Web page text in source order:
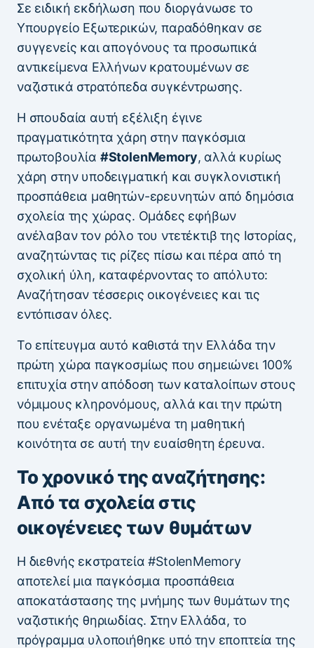
Σε ειδική εκδήλωση που διοργάνωσε το
Υπουργείο Εξωτερικών, παραδόθηκαν σε
συγγενείς και απογόνους τα προσωπικά
αντικείμενα Ελλήνων κρατουμένων σε
ναζιστικά στρατόπεδα συγκέντρωσης.
Η σπουδαία αυτή εξέλιξη έγινε
πραγματικότητα χάρη στην παγκόσμια
πρωτοβουλία #StolenMemory, αλλά κυρίως
χάρη στην υποδειγματική και συγκλονιστική
προσπάθεια μαθητών-ερευνητών από δημόσια
σχολεία της χώρας. Ομάδες εφήβων
ανέλαβαν τον ρόλο του ντετέκτιβ της Ιστορίας,
αναζητώντας τις ρίζες πίσω και πέρα από τη
σχολική ύλη, καταφέρνοντας το απόλυτο:
Αναζήτησαν τέσσερις οικογένειες και τις
εντόπισαν όλες.
Το επίτευγμα αυτό καθιστά την Ελλάδα την
πρώτη χώρα παγκοσμίως που σημειώνει 100%
επιτυχία στην απόδοση των καταλοίπων στους
νόμιμους κληρονόμους, αλλά και την πρώτη
που ενέταξε οργανωμένα τη μαθητική
κοινότητα σε αυτή την ευαίσθητη έρευνα.
Το χρονικό της αναζήτησης:
Από τα σχολεία στις
οικογένειες των θυμάτων
Η διεθνής εκστρατεία #StolenMemory
αποτελεί μια παγκόσμια προσπάθεια
αποκατάστασης της μνήμης των θυμάτων της
ναζιστικής θηριωδίας. Στην Ελλάδα, το
πρόγραμμα υλοποιήθηκε υπό την εποπτεία της